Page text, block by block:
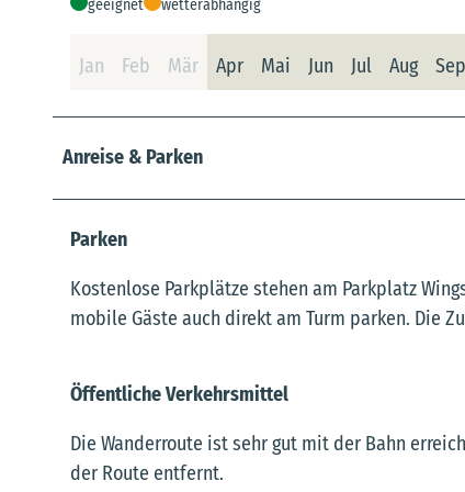
geeignet wetterabhängig
Jan Feb Mär Apr Mai Jun Jul Aug Sep
Anreise & Parken
Parken
Kostenlose Parkplätze stehen am Parkplatz
mobile Gäste auch direkt am Turm parken. Die
Öffentliche Verkehrsmittel
Die Wanderroute ist sehr gut mit der Bahn
der Route entfernt.